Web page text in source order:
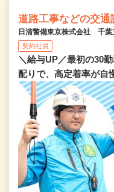
道路工事などの交通
日清警備東京株式会社 千葉
契約社員
＼給与UP／最初の30
配りで、高定着率が